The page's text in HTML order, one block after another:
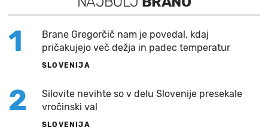
1
Brane Gregorčič nam je povedal, kdaj
pričakujejo več dežja in padec temperatur
SLOVENIJA
2
Silovite nevihte so v delu Slovenije presekale
vročinski val
SLOVENIJA